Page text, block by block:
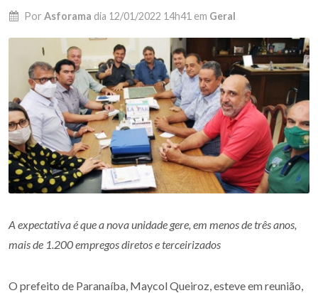
Por Asforama dia 12/01/2022 14h41 em Geral
A expectativa é que a nova unidade gere, em menos de três anos,
mais de 1.200 empregos diretos e terceirizados
O prefeito de Paranaíba, Maycol Queiroz, esteve em reunião,